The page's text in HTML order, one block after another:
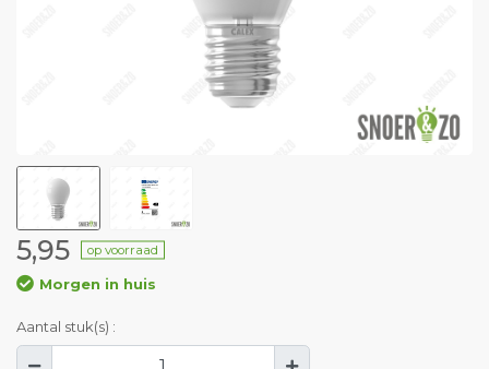
5,95 op voorraad
Morgen in huis
Aantal stuk(s) :